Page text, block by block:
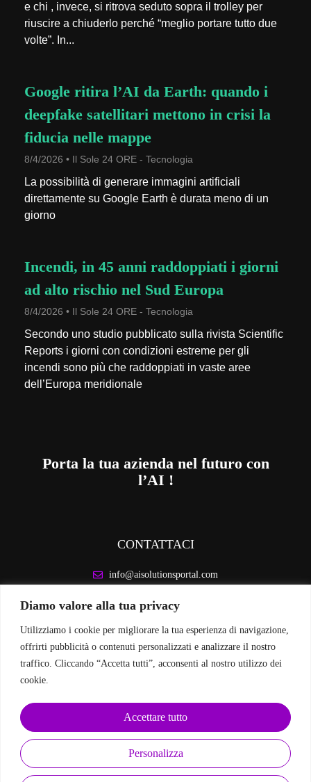
Diamo valore alla tua privacy
Utilizziamo i cookie per migliorare la tua esperienza di navigazione,
offrirti pubblicità o contenuti personalizzati e analizzare il nostro
traffico. Cliccando “Accetta tutti”, acconsenti al nostro utilizzo dei
cookie.
Personalizza
Accettare tutto
e chi , invece, si ritrova seduto sopra il trolley per
riuscire a chiuderlo perché “meglio portare tutto due
volte”. In...
Google ritira l’AI da Earth: quando i
deepfake satellitari mettono in crisi la
fiducia nelle mappe
8/4/2026 • Il Sole 24 ORE - Tecnologia
La possibilità di generare immagini artificiali
direttamente su Google Earth è durata meno di un
giorno
Incendi, in 45 anni raddoppiati i giorni
ad alto rischio nel Sud Europa
8/4/2026 • Il Sole 24 ORE - Tecnologia
Secondo uno studio pubblicato sulla rivista Scientific
Reports i giorni con condizioni estreme per gli
incendi sono più che raddoppiati in vaste aree
dell’Europa meridionale
Porta la tua azienda nel futuro con
l’AI !
CONTATTACI
info@aisolutionsportal.com
INFORMAZIONI LEGALI
Privacy Policy
Cookie Policy
SEGUICI SUI SOCIAL